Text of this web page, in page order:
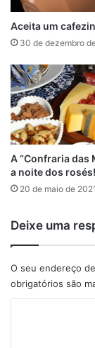
Aceita um
30 de dezembro
A “Confraria das
a noite dos rosés!
20 de maio de 2021
Deixe uma
O seu endereço
obrigatórios são